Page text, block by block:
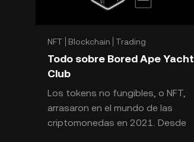
NFT Blockchain Trading
Todo sobre Bored Ape Yacht
Club
Los tokens no fungibles, o NFT,
arrasaron en el mundo de las
criptomonedas en 2021. Desde